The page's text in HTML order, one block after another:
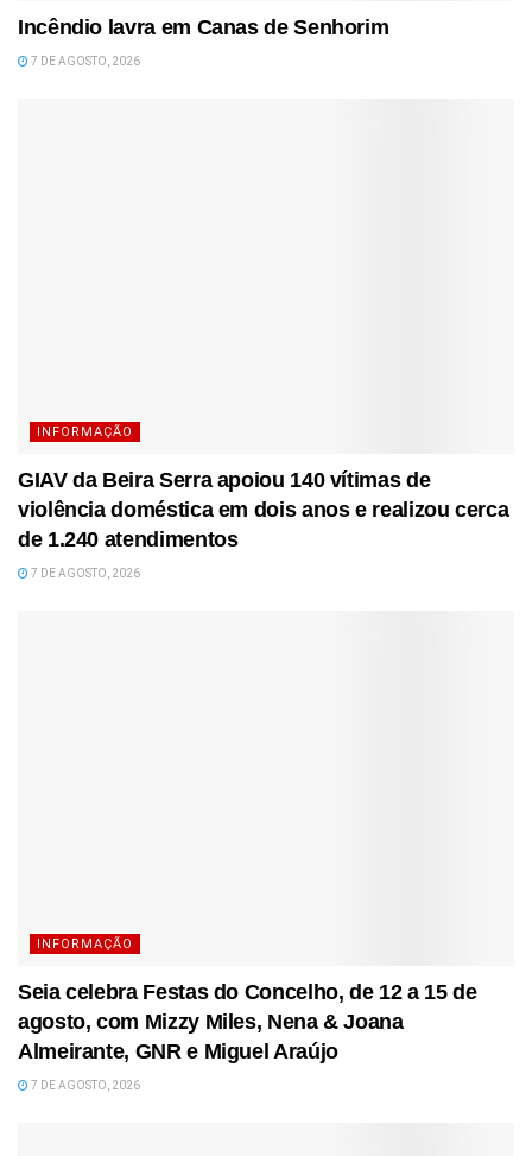
Incêndio lavra em Canas de Senhorim
7 DE AGOSTO, 2026
INFORMAÇÃO
GIAV da Beira Serra apoiou 140 vítimas de
violência doméstica em dois anos e realizou cerca
de 1.240 atendimentos
7 DE AGOSTO, 2026
INFORMAÇÃO
Seia celebra Festas do Concelho, de 12 a 15 de
agosto, com Mizzy Miles, Nena & Joana
Almeirante, GNR e Miguel Araújo
7 DE AGOSTO, 2026